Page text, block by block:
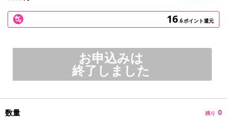
16.6ポイント還元
お申込みは
終了しました
数量 残り 0